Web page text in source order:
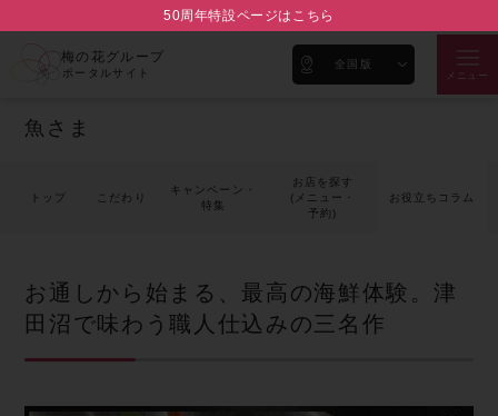
50周年特設ページはこちら
梅の花グループ
ポータルサイト
全国版
メニュー
魚さま
トップ こだわり
キャンペーン・
特集
お店を探す
(メニュー・
予約)
お役立ちコラム
お通しから始まる、最高の海鮮体験。津
田沼で味わう職人仕込みの三名作